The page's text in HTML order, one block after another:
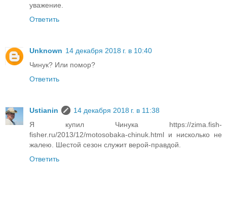
уважение.
Ответить
Unknown 14 декабря 2018 г. в 10:40
Чинук? Или помор?
Ответить
Ustianin
14 декабря 2018 г. в 11:38
Я купил Чинука https://zima.fish-
fisher.ru/2013/12/motosobaka-chinuk.html и нисколько не
жалею. Шестой сезон служит верой-правдой.
Ответить